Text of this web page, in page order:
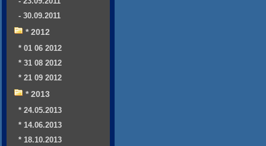
- 30.09.2011
* 2012
* 01 06 2012
* 31 08 2012
* 21 09 2012
* 2013
* 24.05.2013
* 14.06.2013
* 18.10.2013